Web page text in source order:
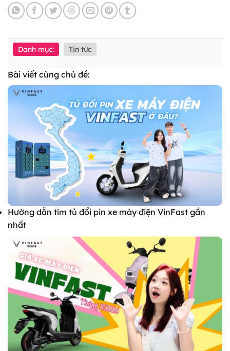
Danh mục: Tin tức
Bài viết cùng chủ đề:
Hướng dẫn tìm tủ đổi pin xe máy điện VinFast gần
nhất